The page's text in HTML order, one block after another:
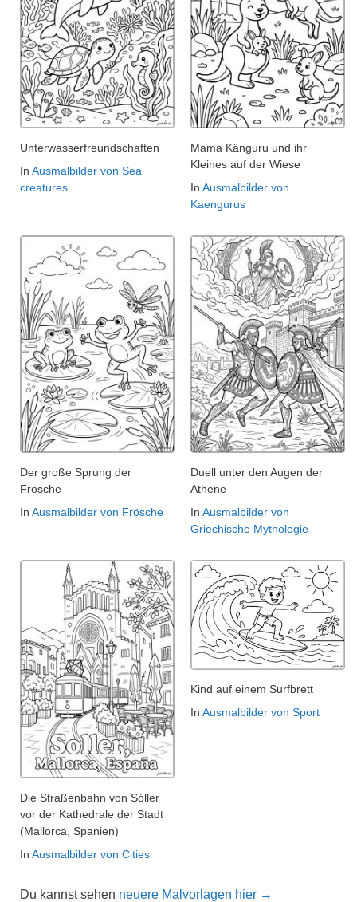
Unterwasserfreundschaften
In Ausmalbilder von Sea
creatures
Mama Känguru und ihr
Kleines auf der Wiese
In Ausmalbilder von
Kaengurus
Der große Sprung der
Frösche
In Ausmalbilder von Frösche
Duell unter den Augen der
Athene
In Ausmalbilder von
Griechische Mythologie
Die Straßenbahn von Sóller
vor der Kathedrale der Stadt
(Mallorca, Spanien)
In Ausmalbilder von Cities
Kind auf einem Surfbrett
In Ausmalbilder von Sport
Du kannst sehen neuere Malvorlagen hier →